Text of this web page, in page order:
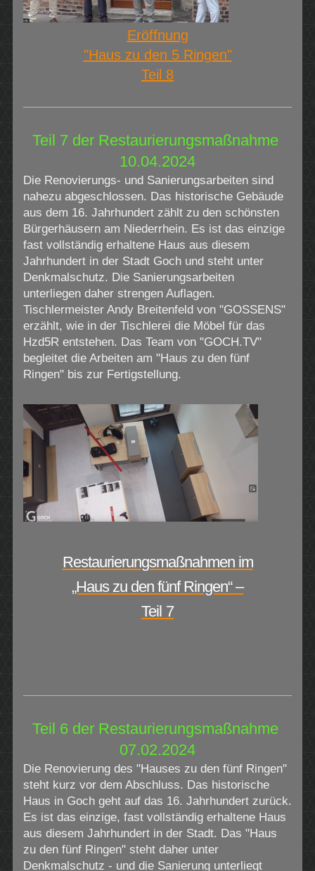
Eröffnung
"Haus zu den 5 Ringen"
Teil 8
Teil 7 der Restaurierungsmaßnahme
10.04.2024
Die Renovierungs- und Sanierungsarbeiten sind
nahezu abgeschlossen. Das historische Gebäude
aus dem 16. Jahrhundert zählt zu den schönsten
Bürgerhäusern am Niederrhein. Es ist das einzige
fast vollständig erhaltene Haus aus diesem
Jahrhundert in der Stadt Goch und steht unter
Denkmalschutz. Die Sanierungsarbeiten
unterliegen daher strengen Auflagen.
Tischlermeister Andy Breitenfeld von "GOSSENS"
erzählt, wie in der Tischlerei die Möbel für das
Hzd5R entstehen. Das Team von "GOCH.TV"
begleitet die Arbeiten am "Haus zu den fünf
Ringen" bis zur Fertigstellung.
Restaurierungsmaßnahmen im
„Haus zu den fünf Ringen“ –
Teil 7
Teil 6 der Restaurierungsmaßnahme
07.02.2024
Die Renovierung des "Hauses zu den fünf Ringen"
steht kurz vor dem Abschluss. Das historische
Haus in Goch geht auf das 16. Jahrhundert zurück.
Es ist das einzige, fast vollständig erhaltene Haus
aus diesem Jahrhundert in der Stadt. Das "Haus
zu den fünf Ringen" steht daher unter
Denkmalschutz - und die Sanierung unterliegt